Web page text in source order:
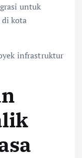
untuk
di kota
infrastruktur